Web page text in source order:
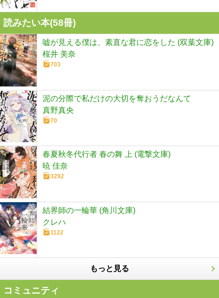
読みたい本(58冊)
嘘が見える僕は、素直な君に恋をした (双葉文庫)
桜井 美奈
703
泥の分際で私だけの大切を奪おうだなんて
真野真央
70
春夏秋冬代行者 春の舞 上 (電撃文庫)
暁 佳奈
3292
結界師の一輪華 (角川文庫)
クレハ
1122
もっと見る
コミュニティ